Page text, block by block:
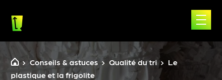
content
Conseils & astuces Qualité du tri
Le
plastique et la frigolite